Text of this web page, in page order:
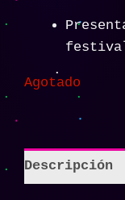
Agotado
Descripción